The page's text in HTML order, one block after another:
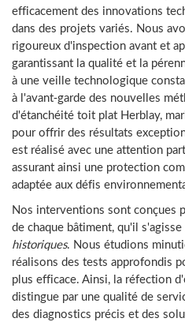
efficacement des innovations
dans des projets variés. Nous
rigoureux d'inspection avant et
garantissant la qualité et la
à une veille technologique
à l'avant-garde des nouvelles
d'étanchéité toit plat Herblay,
pour offrir des résultats
est réalisé avec une attention
assurant ainsi une protection
adaptée aux défis
Nos interventions sont conçues
de chaque bâtiment, qu'il
historiques. Nous étudions
réalisons des tests approfondis
plus efficace. Ainsi, la réfection
distingue par une qualité de
des diagnostics précis et des